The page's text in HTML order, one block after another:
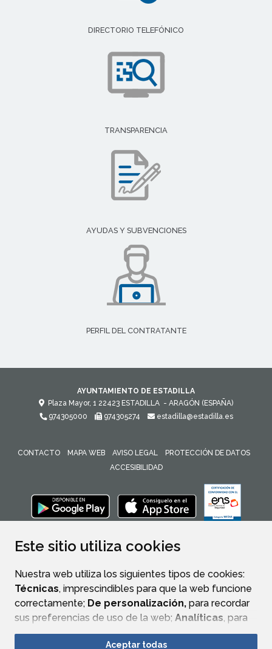
Este sitio utiliza cookies
Nuestra web utiliza los siguientes tipos de cookies:
Técnicas, imprescindibles para que la web funcione
correctamente; De personalización, para recordar
sus preferencias de uso de la web; Analíticas, para
mejorar el funcionamiento de la web y sus servicios.
Aceptar todas
DIRECTORIO TELEFÓNICO
TRANSPARENCIA
AYUDAS Y SUBVENCIONES
PERFIL DEL CONTRATANTE
AYUNTAMIENTO DE ESTADILLA
Plaza Mayor, 1 22423 ESTADILLA - ARAGÓN (ESPAÑA)
974305000
974305274 estadilla@estadilla.es
CONTACTO MAPA WEB AVISO LEGAL
PROTECCIÓN DE DATOS
ACCESIBILIDAD